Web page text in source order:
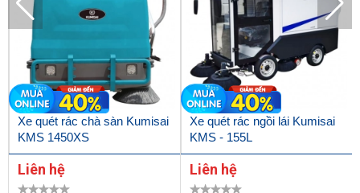
Xe quét rác chà sàn Kumisai
KMS 1450XS
Liên hệ
Xe quét rác ngồi lái Kumisai
KMS - 155L
Liên hệ